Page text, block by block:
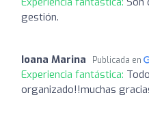
gestión.
Ioana Marina Publicada en
Experiencia fantástica:
organizado!!muchas